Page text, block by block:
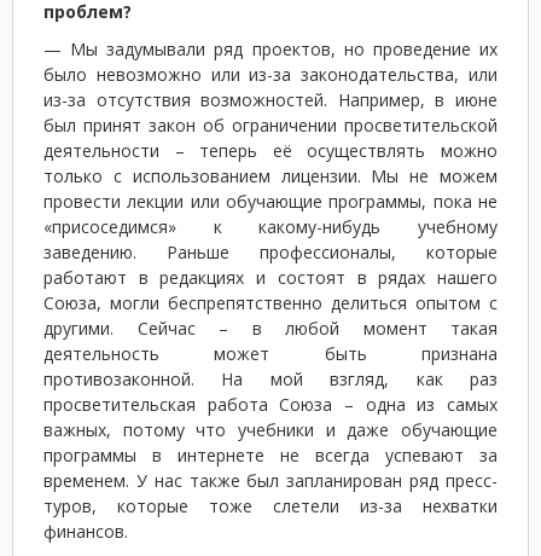
проблем?
— Мы задумывали ряд проектов, но проведение их
было невозможно или из-за законодательства, или
из-за отсутствия возможностей. Например, в июне
был принят закон об ограничении просветительской
деятельности – теперь её осуществлять можно
только с использованием лицензии. Мы не можем
провести лекции или обучающие программы, пока не
«присоседимся» к какому-нибудь учебному
заведению. Раньше профессионалы, которые
работают в редакциях и состоят в рядах нашего
Союза, могли беспрепятственно делиться опытом с
другими. Сейчас – в любой момент такая
деятельность может быть признана
противозаконной. На мой взгляд, как раз
просветительская работа Союза – одна из самых
важных, потому что учебники и даже обучающие
программы в интернете не всегда успевают за
временем. У нас также был запланирован ряд пресс-
туров, которые тоже слетели из-за нехватки
финансов.